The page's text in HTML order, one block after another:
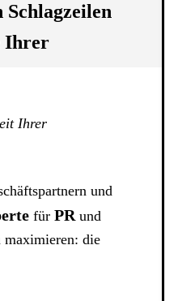
Ihrer
Ihrer
und
für PRund
maximieren: die